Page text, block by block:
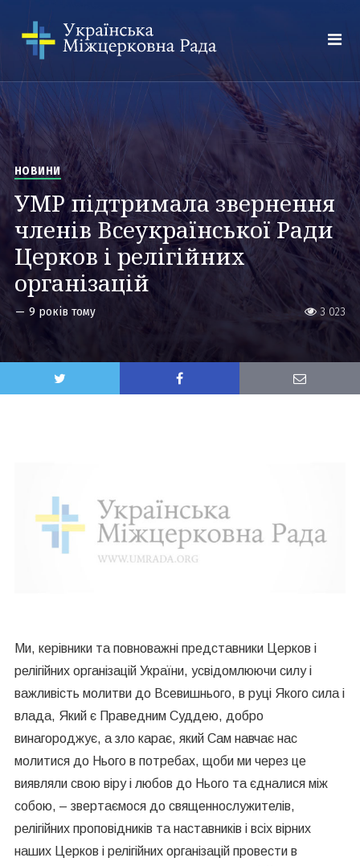
3 023
НОВИНИ
УМР пiдтримала звернення
членів Всеукраїнської Ради
Церков і релігійних
організацій
— 9 років тому
Ми, керівники та повноважні представники Церков і
релігійних організацій України, усвідомлюючи силу і
важливість молитви до Всевишнього, в руці Якого сила і
влада, Який є Праведним Суддею, добро
винагороджує, а зло карає, який Сам навчає нас
молитися до Нього в потребах, щоби ми через це
виявляли свою віру і любов до Нього та єдналися між
собою, – звертаємося до священнослужителів,
релігійних проповідників та наставників і всіх вірних
наших Церков і релігійних організацій провести в